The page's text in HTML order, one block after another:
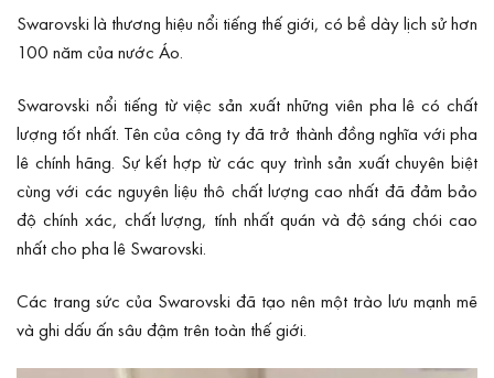
Swarovski là thương hiệu nổi tiếng thế giới, có bề dày lịch sử hơn
100 năm của nước Áo.
Swarovski nổi tiếng từ việc sản xuất những viên pha lê có chất
lượng tốt nhất. Tên của công ty đã trở thành đồng nghĩa với pha
lê chính hãng. Sự kết hợp từ các quy trình sản xuất chuyên biệt
cùng với các nguyên liệu thô chất lượng cao nhất đã đảm bảo
độ chính xác, chất lượng, tính nhất quán và độ sáng chói cao
nhất cho pha lê Swarovski.
Các trang sức của Swarovski đã tạo nên một trào lưu mạnh mẽ
và ghi dấu ấn sâu đậm trên toàn thế giới.